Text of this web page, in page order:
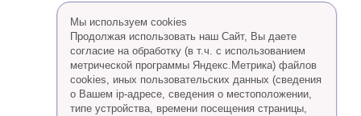
Мы используем cookies
Продолжая использовать наш Сайт, Вы даете
согласие на обработку (в т.ч. с использованием
метрической программы Яндекс.Метрика) файлов
cookies, иных пользовательских данных (сведения
о Вашем ip-адресе, сведения о местоположении,
типе устройства, времени посещения страницы,